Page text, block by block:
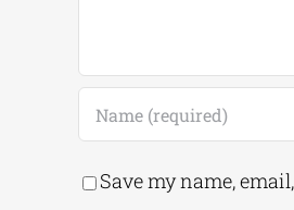
Save my name,